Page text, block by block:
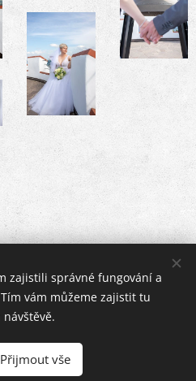
Webnode
zajistili správné fungování a
vám můžeme zajistit tu
Přijmout vše